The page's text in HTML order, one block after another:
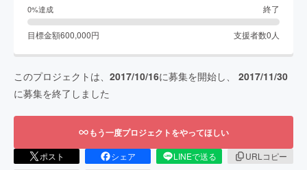
0%達成 終了
目標金額600,000円 支援者数0 人
このプロジェクトは、 2017/10/16に募集を開始し、 2017/11/30
に募集を終了しました
もう一度プロジェクトをやってほしい
ポスト シェア LINEで送る
URLコピー